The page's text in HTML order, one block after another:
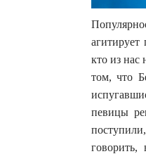
кто из нас
том, что
певицы
говорить,